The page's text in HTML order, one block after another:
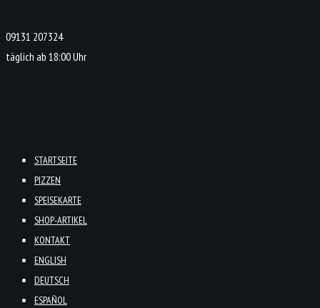
09131 207324
täglich ab 18:00 Uhr
STARTSEITE
PIZZEN
SPEISEKARTE
SHOP-ARTIKEL
KONTAKT
ENGLISH
DEUTSCH
ESPAÑOL